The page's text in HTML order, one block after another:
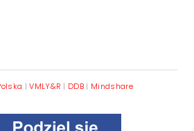
|VMLY&R | DDB | Mindshare